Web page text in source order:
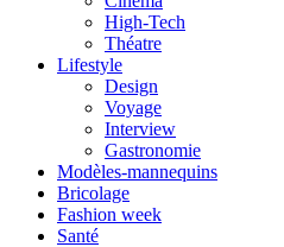
High-Tech
Théatre
Lifestyle
Design
Voyage
Interview
Gastronomie
Modèles-mannequins
Bricolage
Fashion week
Santé